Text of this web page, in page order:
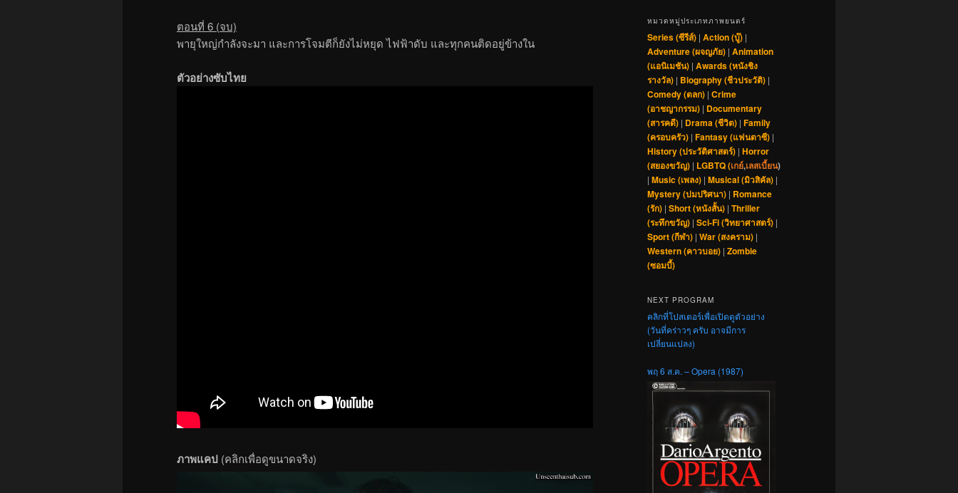
ตอนที่ 6 (จบ)
พายุใหญ่กำลังจะมา และการโจมตีก็ยังไม่หยุด ไฟฟ้าดับ และทุกคนติดอยู่ข้างใน
ตัวอย่างซับไทย
ภาพแคป (คลิกเพื่อดูขนาดจริง)
หมวดหมู่ประเภทภาพยนตร์
Series (ซีรีส์) | Action (บู๊) |
Adventure (ผจญภัย) | Animation
(แอนิเมชัน) | Awards (หนังชิง
รางวัล) | Biography (ชีวประวัติ) |
Comedy (ตลก) | Crime
(อาชญากรรม) | Documentary
(สารคดี) | Drama (ชีวิต) | Family
(ครอบครัว) | Fantasy (แฟนตาซี) |
History (ประวัติศาสตร์) | Horror
(สยองขวัญ) | LGBTQ (เกย์,เลสเบี้ยน)
| Music (เพลง) | Musical (มิวสิคัล) |
Mystery (ปมปริศนา) | Romance
(รัก) | Short (หนังสั้น) | Thriller
(ระทึกขวัญ) | Sci-Fi (วิทยาศาสตร์) |
Sport (กีฬา) | War (สงคราม) |
Western (คาวบอย) | Zombie
(ซอมบี้)
NEXT PROGRAM
คลิกที่โปสเตอร์เพื่อเปิดดูตัวอย่าง
(วันที่คร่าวๆ ครับ อาจมีการ
เปลี่ยนแปลง)
พฤ 6 ส.ค. – Opera (1987)